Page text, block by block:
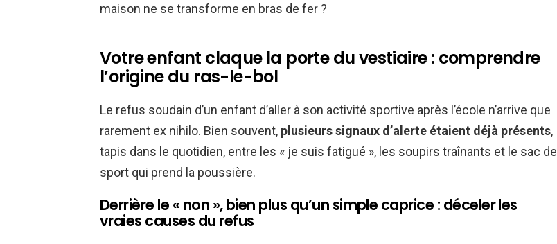
maison ne se transforme en bras de fer ?
Votre enfant claque la porte du vestiaire : comprendre
l’origine du ras-le-bol
Le refus soudain d’un enfant d’aller à son activité sportive après l’école n’arrive que
rarement ex nihilo. Bien souvent, plusieurs signaux d’alerte étaient déjà présents,
tapis dans le quotidien, entre les « je suis fatigué », les soupirs traînants et le sac de
sport qui prend la poussière.
Derrière le « non », bien plus qu’un simple caprice : déceler les
vraies causes du refus